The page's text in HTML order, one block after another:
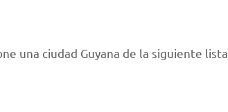
una ciudad Guyana de la siguiente lista